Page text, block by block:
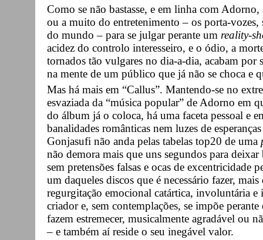
Como se não bastasse, e em linha com
ou a muito do entretenimento – os porta-vozes,
do mundo – para se julgar perante um reality-
acidez do controlo interesseiro, e o ódio, a
tornados tão vulgares no dia-a-dia, acabam por
na mente de um público que já não se choca e
Mas há mais em “Callus”. Mantendo-se no
esvaziada da “música popular” de Adorno em
do álbum já o coloca, há uma faceta pessoal e
banalidades românticas nem luzes de
Gonjasufi não anda pelas tabelas top20 de uma
não demora mais que uns segundos para
sem pretensões falsas e ocas de excentricidade
um daqueles discos que é necessário fazer,
regurgitação emocional catártica, involuntária
criador e, sem contemplações, se impõe
fazem estremecer, musicalmente agradável ou
– e também aí reside o seu inegável valor.